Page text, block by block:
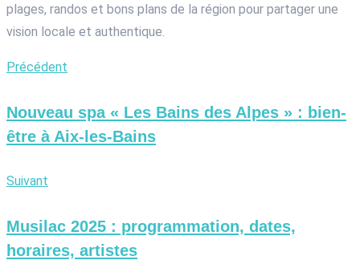
plages, randos et bons plans de la région pour partager une
vision locale et authentique.
Précédent
Nouveau spa « Les Bains des Alpes » : bien-
être à Aix-les-Bains
Suivant
Musilac 2025 : programmation, dates,
horaires, artistes